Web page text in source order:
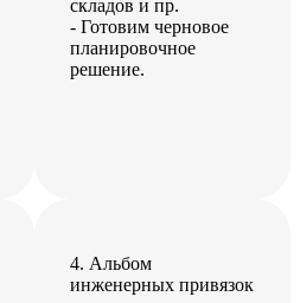
складов и пр.
- Готовим черновое
планировочное
решение.
4. Альбом
инженерных привязок